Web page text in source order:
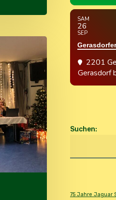
SAM
26
SEP
2201
Gerasdorf
Suchen:
75 Jahre Jaguar